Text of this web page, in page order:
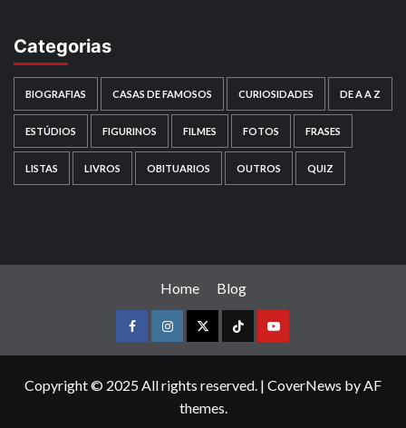
Categorias
BIOGRAFIAS CASAS DE FAMOSOS CURIOSIDADES DE A A Z
ESTÚDIOS FIGURINOS FILMES FOTOS FRASES
LISTAS LIVROS OBITUARIOS OUTROS QUIZ
Home Blog
FacebookinstagramtwitterTiktokyoutube
Copyright © 2025 All rights reserved. | CoverNews by AF
themes.